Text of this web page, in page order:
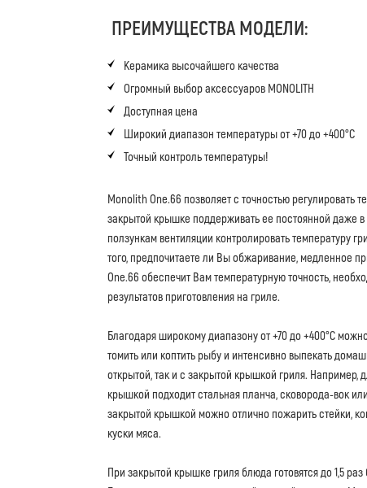
ПРЕИМУЩЕСТВА МОДЕЛИ:
Керамика высочайшего качества
Огромный выбор аксессуаров MONOLITH
Доступная цена
Широкий диапазон температуры от +70 до +400°C
Точный контроль температуры!
Monolith One.66 позволяет с точностью регулировать
закрытой крышке поддерживать ее постоянной даже в
ползункам вентиляции контролировать температуру
того, предпочитаете ли Вы обжаривание, медленное
One.66 обеспечит Вам температурную точность,
результатов приготовления на гриле.
Благодаря широкому диапазону от +70 до +400°C
томить или коптить рыбу и интенсивно выпекать
открытой, так и с закрытой крышкой гриля. Например,
крышкой подходит стальная планча, сковорода-вок
закрытой крышкой можно отлично пожарить стейки,
куски мяса.
При закрытой крышке гриля блюда готовятся до 1,5